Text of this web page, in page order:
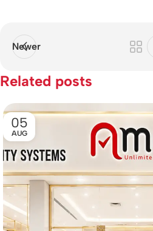
Newer
Related posts
05
AUG